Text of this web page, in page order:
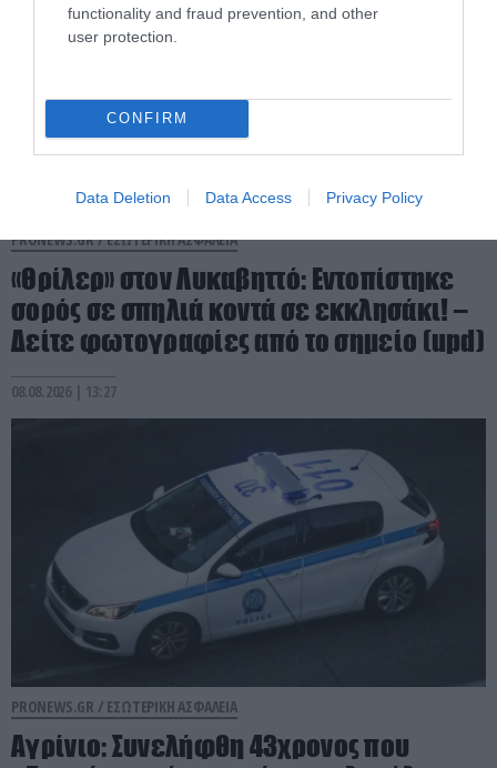
functionality and fraud prevention, and other
user protection.
CONFIRM
Data Deletion Data Access Privacy Policy
PRONEWS.GR /ΕΣΩΤΕΡΙΚΗ ΑΣΦΑΛΕΙΑ
«Θρίλερ» στον Λυκαβηττό: Εντοπίστηκε
σορός σε σπηλιά κοντά σε εκκλησάκι! –
Δείτε φωτογραφίες από το σημείο (upd)
08.08.2026 | 13:27
PRONEWS.GR / ΕΣΩΤΕΡΙΚΗ ΑΣΦΑΛΕΙΑ
Αγρίνιο: Συνελήφθη 43χρονος που